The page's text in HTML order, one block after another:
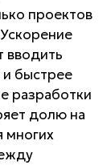
проектов
вводить
быстрее
разработки
долю на
многих